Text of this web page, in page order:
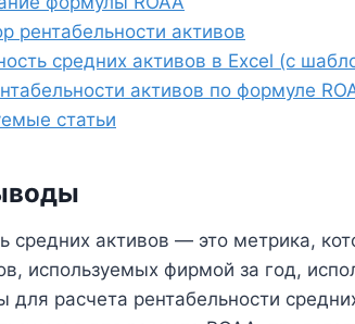
рентабельности активов
средних активов в Excel (с
активов по формуле
статьи
средних активов — это метрика,
используемых фирмой за год,
расчета рентабельности